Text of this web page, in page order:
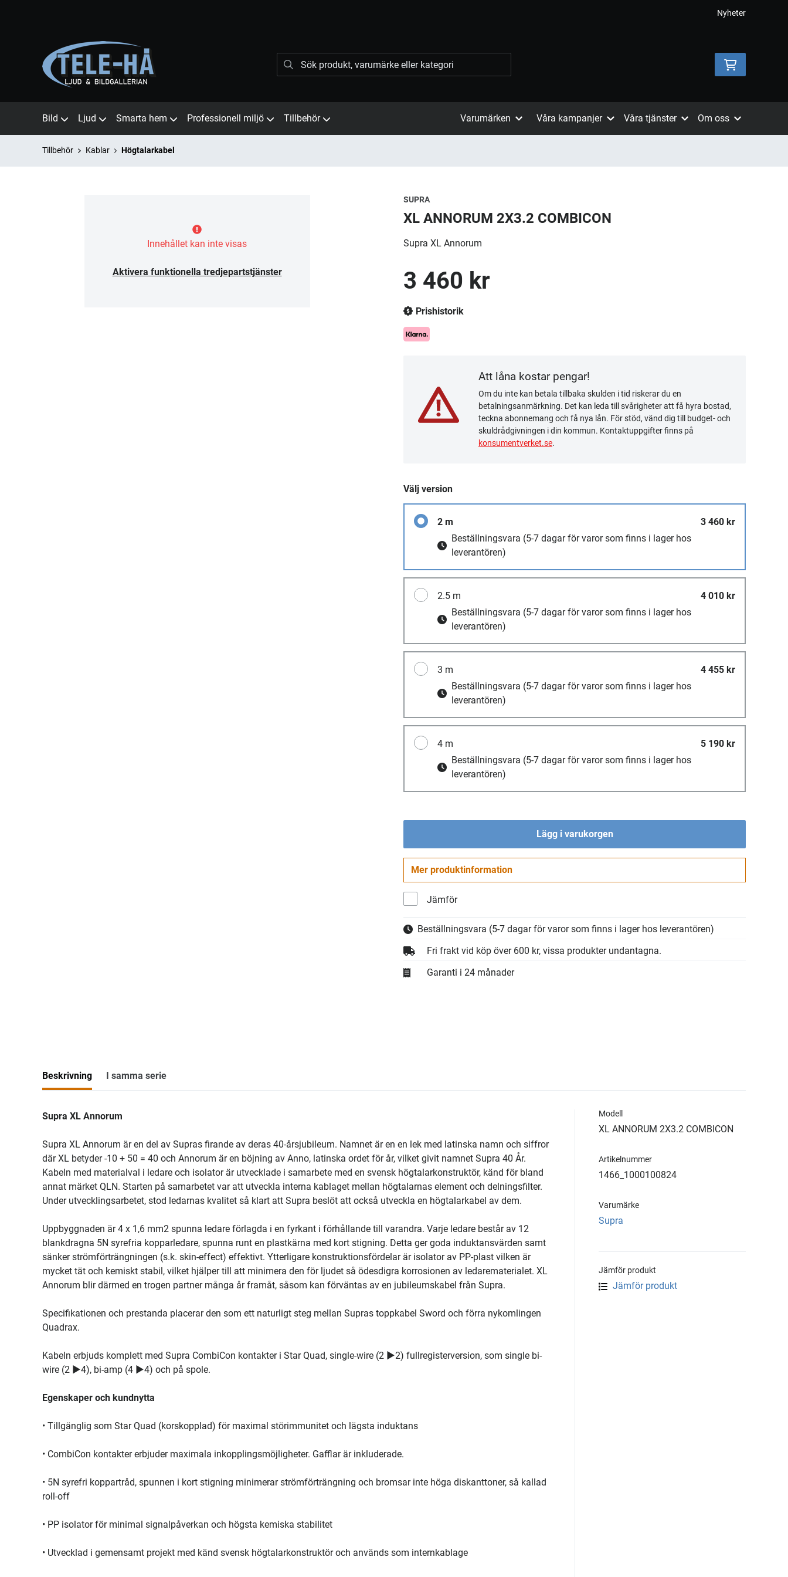
Nyheter
Bild Ljud Smarta hem Professionell miljö Tillbehör Varumärken Våra kampanjer Våra tjänster Om oss
Tillbehör Kablar Högtalarkabel
Innehållet kan inte visas
Aktivera funktionella tredjepartstjänster
SUPRA
XL ANNORUM 2X3.2 COMBICON
Supra XL Annorum
3 460 kr
Prishistorik
Att låna kostar pengar!
Om du inte kan betala tillbaka skulden i tid riskerar du en
betalningsanmärkning. Det kan leda till svårigheter att få hyra bostad,
teckna abonnemang och få nya lån. För stöd, vänd dig till budget- och
skuldrådgivningen i din kommun. Kontaktuppgifter finns på
konsumentverket.se.
Välj version
2 m
3 460 kr
Beställningsvara (5-7 dagar för varor som finns i lager hos
leverantören)
2.5 m
4 010 kr
Beställningsvara (5-7 dagar för varor som finns i lager hos
leverantören)
3 m
4 455 kr
Beställningsvara (5-7 dagar för varor som finns i lager hos
leverantören)
4 m
5 190 kr
Beställningsvara (5-7 dagar för varor som finns i lager hos
leverantören)
Lägg i varukorgen
Mer produktinformation
Jämför
Beställningsvara (5-7 dagar för varor som finns i lager hos leverantören)
Fri frakt vid köp över 600 kr, vissa produkter undantagna.
Garanti i 24 månader
Beskrivning I samma serie
Supra XL Annorum
Supra XL Annorum är en del av Supras firande av deras 40-årsjubileum. Namnet är en en lek med latinska namn och siffror
där XL betyder -10 + 50 = 40 och Annorum är en böjning av Anno, latinska ordet för år, vilket givit namnet Supra 40 År.
Kabeln med materialval i ledare och isolator är utvecklade i samarbete med en svensk högtalarkonstruktör, känd för bland
annat märket QLN. Starten på samarbetet var att utveckla interna kablaget mellan högtalarnas element och delningsfilter.
Under utvecklingsarbetet, stod ledarnas kvalitet så klart att Supra beslöt att också utveckla en högtalarkabel av dem.
Uppbyggnaden är 4 x 1,6 mm2 spunna ledare förlagda i en fyrkant i förhållande till varandra. Varje ledare består av 12
blankdragna 5N syrefria kopparledare, spunna runt en plastkärna med kort stigning. Detta ger goda induktansvärden samt
sänker strömförträngningen (s.k. skin-effect) effektivt. Ytterligare konstruktionsfördelar är isolator av PP-plast vilken är
mycket tät och kemiskt stabil, vilket hjälper till att minimera den för ljudet så ödesdigra korrosionen av ledarematerialet. XL
Annorum blir därmed en trogen partner många år framåt, såsom kan förväntas av en jubileumskabel från Supra.
Specifikationen och prestanda placerar den som ett naturligt steg mellan Supras toppkabel Sword och förra nykomlingen
Quadrax.
Kabeln erbjuds komplett med Supra CombiCon kontakter i Star Quad, single-wire (2 ►2) fullregisterversion, som single bi-
wire (2 ►4), bi-amp (4 ►4) och på spole.
Egenskaper och kundnytta
• Tillgänglig som Star Quad (korskopplad) för maximal störimmunitet och lägsta induktans
• CombiCon kontakter erbjuder maximala inkopplingsmöjligheter. Gafflar är inkluderade.
• 5N syrefri koppartråd, spunnen i kort stigning minimerar strömförträngning och bromsar inte höga diskanttoner, så kallad
roll-off
• PP isolator för minimal signalpåverkan och högsta kemiska stabilitet
• Utvecklad i gemensamt projekt med känd svensk högtalarkonstruktör och används som internkablage
Modell
XL ANNORUM 2X3.2 COMBICON
Artikelnummer
1466_1000100824
Varumärke
Supra
Jämför produkt
Jämför produkt